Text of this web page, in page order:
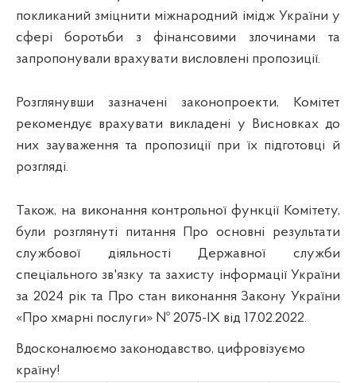
покликаний зміцнити міжнародний імідж України у
сфері боротьби з фінансовими злочинами та
запропонували врахувати висловлені пропозиції.
Розглянувши зазначені законопроекти, Комітет
рекомендує врахувати викладені у Висновках до
них зауваження та пропозиції при їх підготовці й
розгляді.
Також, на виконання контрольної функції Комітету,
були розглянуті питання
Про основні результати
службової діяльності Державної служби
спеціального зв'язку та захисту інформації України
за 2024 рік та Про стан виконання Закону України
«Про хмарні послуги» № 2075-IX від 17.02.2022.
Вдосконалюємо законодавство, цифровізуємо
країну!